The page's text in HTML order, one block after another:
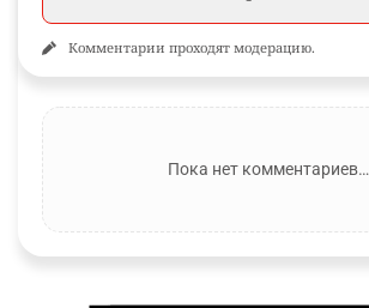
Комментарии проходят модерацию.
Пока нет комментариев…